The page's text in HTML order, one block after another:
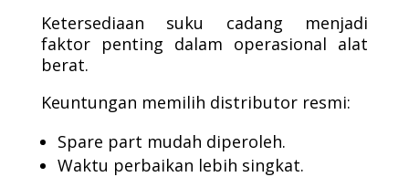
Ketersediaan suku cadang menjadi
faktor penting dalam operasional alat
berat.
Keuntungan memilih distributor resmi:
Spare part mudah diperoleh.
Waktu perbaikan lebih singkat.